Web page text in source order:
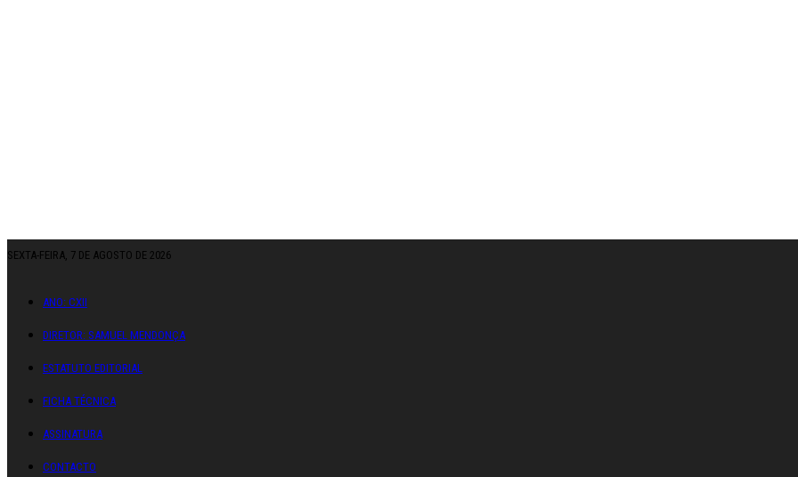
SEXTA-FEIRA, 7 DE AGOSTO DE 2026
ANO: CXII
DIRETOR: SAMUEL MENDONÇA
ESTATUTO EDITORIAL
FICHA TÉCNICA
ASSINATURA
CONTACTO